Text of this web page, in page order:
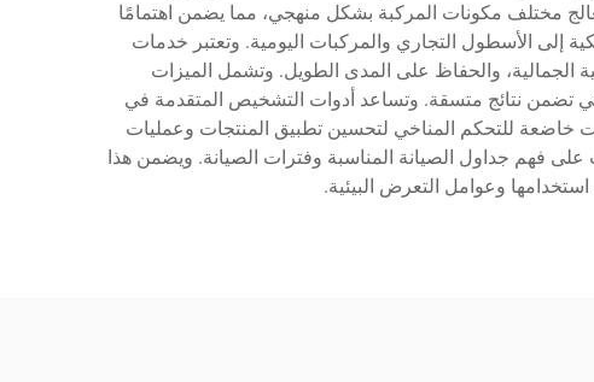
مختلف مكونات المركبة بشكل منهجي، مما يضمن اهتمامًا
إلى الأسطول التجاري والمركبات اليومية. وتعتبر خدمات
الجمالية، والحفاظ على المدى الطويل. وتشمل الميزات
تضمن نتائج متسقة. وتساعد أدوات التشخيص المتقدمة في
خاضعة للتحكم المناخي لتحسين تطبيق المنتجات وعمليات
على فهم جداول الصيانة المناسبة وفترات الصيانة. ويضمن هذا
وعوامل التعرض البيئية.